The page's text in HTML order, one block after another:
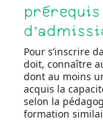
Pour s’inscrire
doit, connaître
dont au moins
acquis la
selon la
formation